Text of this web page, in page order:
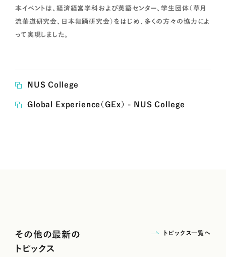
本イベントは、経済経営学科および英語センター、学生団体（草月
流華道研究会、日本舞踊研究会）をはじめ、多くの方々の協力によ
って実現しました。
NUS College
Global Experience（GEx） - NUS College
その他の最新の
トピックス
トピックス一覧へ